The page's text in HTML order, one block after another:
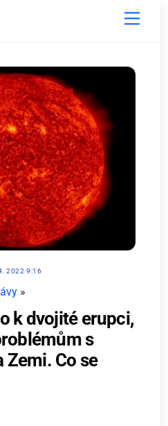
Menu
2022 9:16
»
k dvojité erupci,
s
Zemi. Co se